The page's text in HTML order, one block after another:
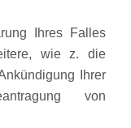
Ihres Falles
wie z. die
Ihrer
von